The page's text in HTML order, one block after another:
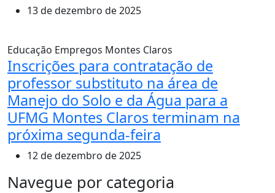
13 de dezembro de 2025
Educação Empregos Montes Claros
Inscrições para contratação de
professor substituto na área de
Manejo do Solo e da Água para a
UFMG Montes Claros terminam na
próxima segunda-feira
12 de dezembro de 2025
MAIS VISTOS
Navegue por categoria